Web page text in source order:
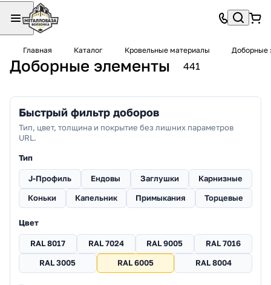
Главная Каталог Кровельные материалы Доборные
Доборные элементы 441
Быстрый фильтр доборов
Тип, цвет, толщина и покрытие без лишних параметров
URL.
Тип
J-Профиль Ендовы Заглушки
Карнизные
Коньки
Капельник Примыкания Торцевые
Цвет
RAL 8017 RAL 7024 RAL 9005
RAL 7016
RAL 3005
RAL 6005 RAL 8004